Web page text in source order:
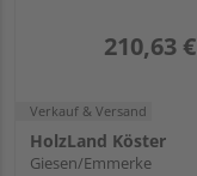
210,63 €
Verkauf & Versand
HolzLand Köster
Giesen/Emmerke